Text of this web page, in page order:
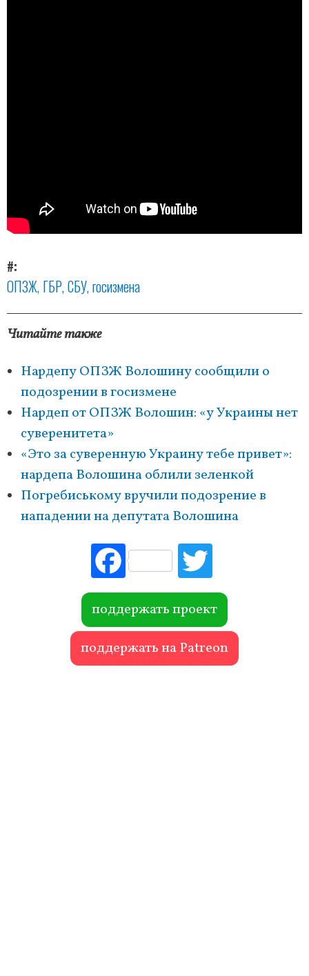
#
ОПЗЖ ГБР СБУ госизмена
Читайте также
Нардепу ОПЗЖ Волошину сообщили о
подозрении в госизмене
Нардеп от ОПЗЖ Волошин: «у Украины нет
суверенитета»
«Это за суверенную Украину тебе привет»:
нардепа Волошина облили зеленкой
Погребиському вручили подозрение в
нападении на депутата Волошина
Fac
ebo
ok r
поддержать проект
поддержать на Patreon